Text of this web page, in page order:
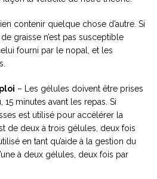
contenir quelque chose d’autre. Si
de graisse n’est pas susceptible
fourni par le nopal, et les
– Les gélules doivent être prises
15 minutes avant les repas. Si
est utilisé pour accélérer la
de deux à trois gélules, deux fois
en tant qu’aide à la gestion du
à deux gélules, deux fois par